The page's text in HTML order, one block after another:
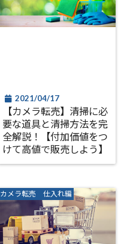
2021/04/17
【カメラ転売】清掃に必
要な道具と清掃方法を完
全解説！【付加価値をつ
けて高値で販売しよう】
カメラ転売 仕入れ編